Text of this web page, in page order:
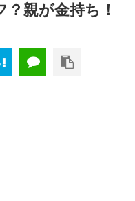
親が金持ち！